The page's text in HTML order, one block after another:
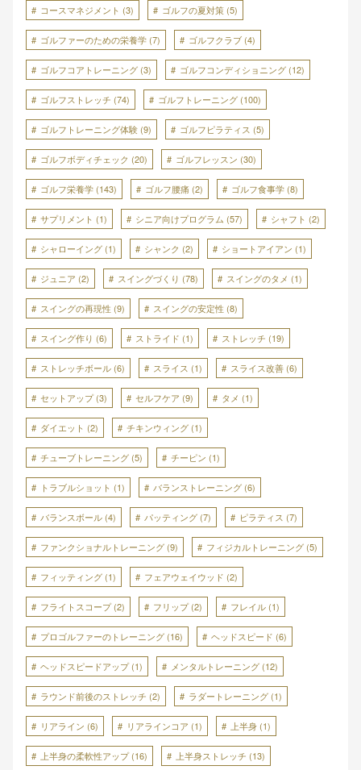
コースマネジメント (3) ゴルフの夏対策 (5)
ゴルファーのための栄養学 (7) ゴルフクラブ (4)
ゴルフコアトレーニング (3) ゴルフコンディショニング (12)
ゴルフストレッチ (74) ゴルフトレーニング (100)
ゴルフトレーニング体験 (9) ゴルフピラティス (5)
ゴルフボディチェック (20) ゴルフレッスン (30)
ゴルフ栄養学 (143) ゴルフ腰痛 (2) ゴルフ食事学 (8)
サプリメント (1) シニア向けプログラム (57) シャフト (2)
シャローイング (1) シャンク (2) ショートアイアン (1)
ジュニア (2) スイングづくり (78) スイングのタメ (1)
スイングの再現性 (9) スイングの安定性 (8)
スイング作り (6) ストライド (1) ストレッチ (19)
ストレッチボール (6) スライス (1) スライス改善 (6)
セットアップ(3) セルフケア (9) タメ (1)
ダイエット (2) チキンウィング (1)
チューブトレーニング (5) チーピン (1)
トラブルショット (1) バランストレーニング (6)
バランスボール (4) パッティング (7) ピラティス (7)
ファンクショナルトレーニング (9) フィジカルトレーニング (5)
フィッティング (1) フェアウェイウッド (2)
フライトスコープ(2) フリップ(2) フレイル (1)
プロゴルファーのトレーニング (16) ヘッドスピード (6)
ヘッドスピードアップ(1) メンタルトレーニング (12)
ラウンド前後のストレッチ (2) ラダートレーニング (1)
リアライン (6) リアラインコア (1) 上半身 (1)
上半身の柔軟性アップ(16) 上半身ストレッチ (13)